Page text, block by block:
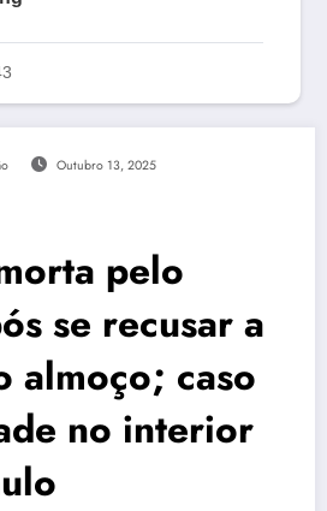
Outubro 13, 2025
pelo
se recusar a
almoço; caso
no interior